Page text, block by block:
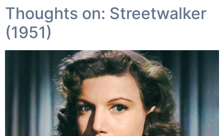
Thoughts on: Streetwalker
(1951) ​